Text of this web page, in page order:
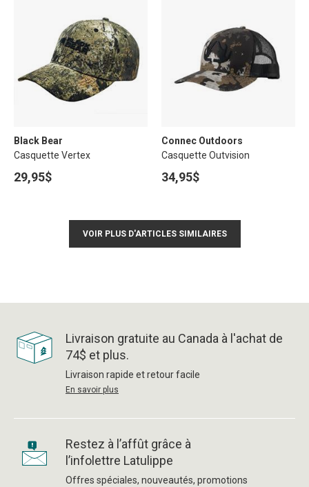
Black Bear
Casquette Vertex
29,95$
Connec Outdoors
Casquette Outvision
34,95$
VOIR PLUS D'ARTICLES SIMILAIRES
Livraison gratuite au Canada à l'achat de
74$ et plus.
Livraison rapide et retour facile
En savoir plus
Restez à l’affût grâce à
l’infolettre Latulippe
Offres spéciales, nouveautés, promotions